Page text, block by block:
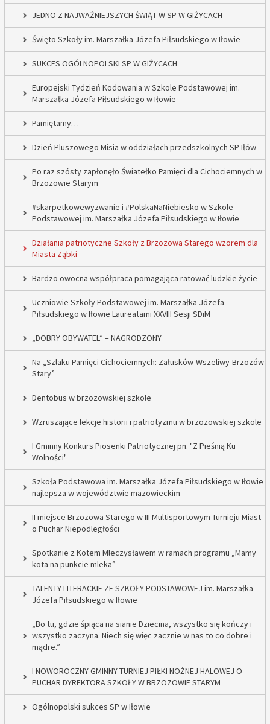
JEDNO Z NAJWAŻNIEJSZYCH ŚWIĄT W SP W GIŻYCACH
Święto Szkoły im. Marszałka Józefa Piłsudskiego w Iłowie
SUKCES OGÓLNOPOLSKI SP W GIŻYCACH
Europejski Tydzień Kodowania w Szkole Podstawowej im.
Marszałka Józefa Piłsudskiego w Iłowie
Pamiętamy…
Dzień Pluszowego Misia w oddziałach przedszkolnych SP Iłów
Po raz szósty zapłonęło Światełko Pamięci dla Cichociemnych w
Brzozowie Starym
#skarpetkowewyzwanie i #PolskaNaNiebiesko w Szkole
Podstawowej im. Marszałka Józefa Piłsudskiego w Iłowie
Działania patriotyczne Szkoły z Brzozowa Starego wzorem dla
Miasta Ząbki
Bardzo owocna współpraca pomagająca ratować ludzkie życie
Uczniowie Szkoły Podstawowej im. Marszałka Józefa
Piłsudskiego w Iłowie Laureatami XXVIII Sesji SDiM
„DOBRY OBYWATEL” – NAGRODZONY
Na „Szlaku Pamięci Cichociemnych: Załusków-Wszeliwy-Brzozów
Stary”
Dentobus w brzozowskiej szkole
Wzruszające lekcje historii i patriotyzmu w brzozowskiej szkole
I Gminny Konkurs Piosenki Patriotycznej pn. "Z Pieśnią Ku
Wolności"
Szkoła Podstawowa im. Marszałka Józefa Piłsudskiego w Iłowie
najlepsza w województwie mazowieckim
II miejsce Brzozowa Starego w III Multisportowym Turnieju Miast
o Puchar Niepodległości
Spotkanie z Kotem Mleczysławem w ramach programu „Mamy
kota na punkcie mleka”
TALENTY LITERACKIE ZE SZKOŁY PODSTAWOWEJ im. Marszałka
Józefa Piłsudskiego w Iłowie
„Bo tu, gdzie śpiąca na sianie Dziecina, wszystko się kończy i
wszystko zaczyna. Niech się więc zacznie w nas to co dobre i
mądre.”
I NOWOROCZNY GMINNY TURNIEJ PIŁKI NOŻNEJ HALOWEJ O
PUCHAR DYREKTORA SZKOŁY W BRZOZOWIE STARYM
Ogólnopolski sukces SP w Iłowie